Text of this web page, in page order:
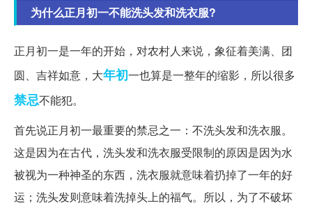
为什么正月初一不能洗头发和洗衣服?
正月初一是一年的开始，对农村人来说，象征着美满、团
圆、吉祥如意，大年初一也算是一整年的缩影，所以很多
禁忌不能犯。
首先说正月初一最重要的禁忌之一：不洗头发和洗衣服。
这是因为在古代，洗头发和洗衣服受限制的原因是因为水
被视为一种神圣的东西，洗衣服就意味着扔掉了一年的好
运；洗头发则意味着洗掉头上的福气。所以，为了不破坏